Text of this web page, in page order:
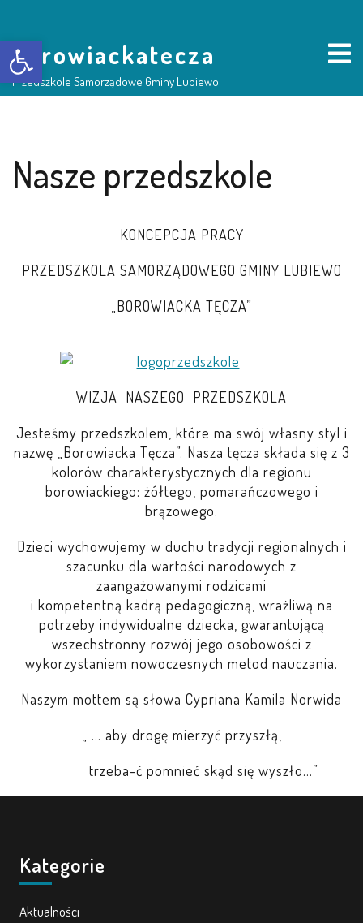
Otwórz pasek narzędzi
borowiackatecza
Przedszkole Samorządowe Gminy Lubiewo
NASZE PRZEDSZKOLE
RADA RODZICÓW
SOWY – BYSŁAW
WIEWIÓRKI – BYSŁAW
MISIE – BYSŁAW
PSZCZÓŁKI – LUBIEWO
WIEWIÓRKI – LUBIEWO
ŻABKI – LUBIEWO
PRACOWNICY
PROCEDURY I REGULAMINY
DEKLARACJA DOSTĘPNOŚCI
Nasze przedszkole
KONCEPCJA PRACY
PRZEDSZKOLA SAMORZĄDOWEGO GMINY LUBIEWO
„BOROWIACKA TĘCZA”
WIZJA NASZEGO PRZEDSZKOLA
Jesteśmy przedszkolem, które ma swój własny styl i
nazwę „Borowiacka Tęcza”. Nasza tęcza składa się z 3
kolorów charakterystycznych dla regionu
borowiackiego: żółtego, pomarańczowego i
brązowego.
Dzieci wychowujemy w duchu tradycji regionalnych i
szacunku dla wartości narodowych z
zaangażowanymi rodzicami
i kompetentną kadrą pedagogiczną, wrażliwą na
potrzeby indywidualne dziecka, gwarantującą
wszechstronny rozwój jego osobowości z
wykorzystaniem nowoczesnych metod nauczania.
Naszym mottem są słowa Cypriana Kamila Norwida
„ … aby drogę mierzyć przyszłą,
trzeba-ć pomnieć skąd się wyszło…”
Kategorie
Aktualności